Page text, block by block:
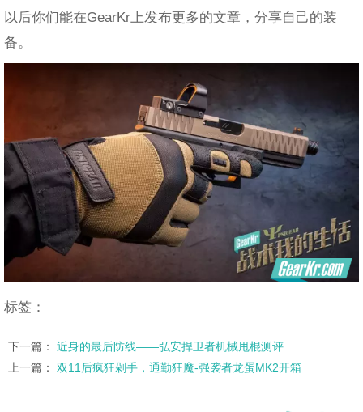
以后你们能在GearKr上发布更多的文章，分享自己的装
备。
标签：
下一篇： 近身的最后防线——弘安捍卫者机械甩棍测评
上一篇： 双11后疯狂剁手，通勤狂魔-强袭者龙蛋MK2开箱